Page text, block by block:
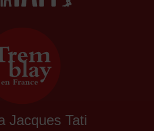
Jacques Tati